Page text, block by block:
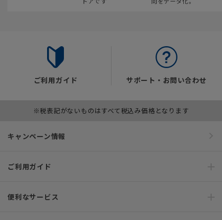
ご利用ガイド サポート・お問い合わせ
※税表記がないものはすべて税込み価格となります
キャンペーン情報
ご利用ガイド
便利なサービス